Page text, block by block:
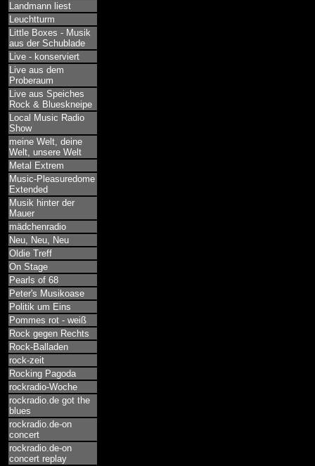
Landmann liest
Leuchtturm
Little Boxes - Musik
aus der Schublade
Live - konserviert
Live aus dem
Proberaum
Live aus Speiches
Rock & Blueskneipe
Local Music Radio
Show
meine Welt, deine
Welt, unsere Welt
Metal Extrem
Music-Pleasuredome
Extended
Musik hinter der
Mauer
mädchenradio
Neu, Neu, Neu
Oldie Treff
On Stage
Pearls of 68
Peter's Musikoase
Politik um Eins
Pommes rot - weiß
Rock gegen Rechts
Rock-Balladen
rock-zeit
Rocking Pagoda
rockradio-Woche
rockradio.de got the
blues
rockradio.de-on
concert
rockradio.de-on
concert replay